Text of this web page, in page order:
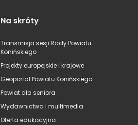
Na skróty
Transmisja sesji Rady Powiatu
Konińskiego
Projekty europejskie i krajowe
Geoportal Powiatu Konińskiego
Powiat dla seniora
Wydawnictwa i multimedia
Oferta edukacyjna